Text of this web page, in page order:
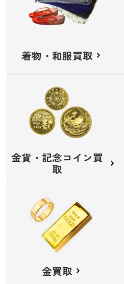
着物・和服買取
金貨・記念コイン買
取
金買取